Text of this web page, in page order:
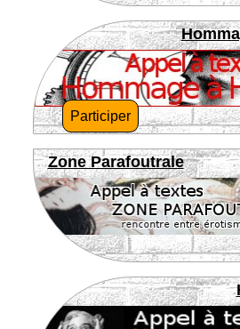
Participer
Zone Parafoutrale